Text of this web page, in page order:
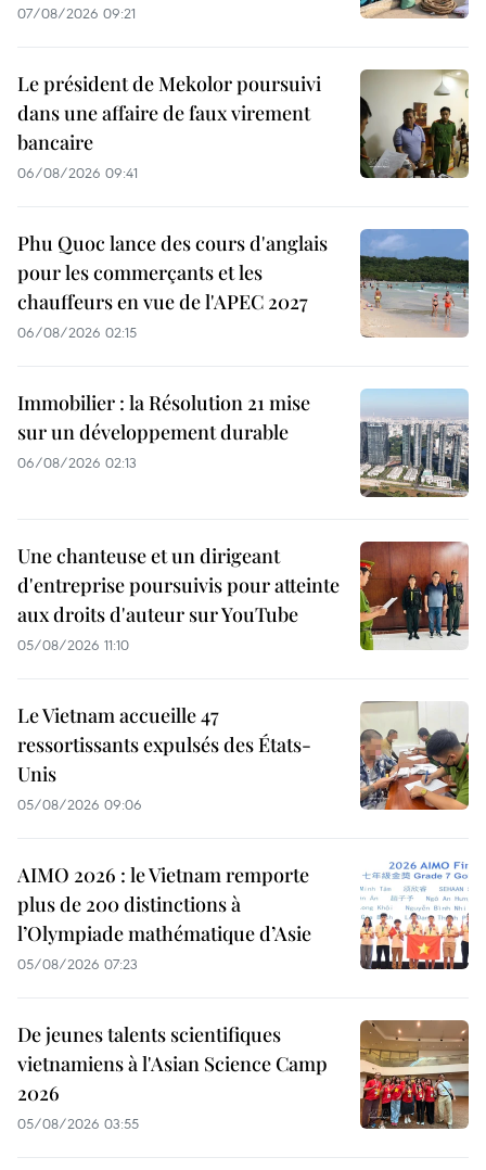
07/08/2026 09:21
Le président de Mekolor poursuivi
dans une affaire de faux virement
bancaire
06/08/2026 09:41
Phu Quoc lance des cours d'anglais
pour les commerçants et les
chauffeurs en vue de l'APEC 2027
06/08/2026 02:15
Immobilier : la Résolution 21 mise
sur un développement durable
06/08/2026 02:13
Une chanteuse et un dirigeant
d'entreprise poursuivis pour atteinte
aux droits d'auteur sur YouTube
05/08/2026 11:10
Le Vietnam accueille 47
ressortissants expulsés des États-
Unis
05/08/2026 09:06
AIMO 2026 : le Vietnam remporte
plus de 200 distinctions à
l’Olympiade mathématique d’Asie
05/08/2026 07:23
De jeunes talents scientifiques
vietnamiens à l'Asian Science Camp
2026
05/08/2026 03:55